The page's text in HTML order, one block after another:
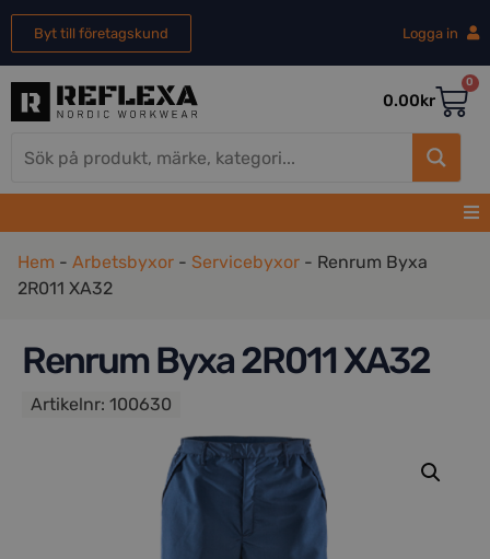
Byt till företagskund Logga in
0.00kr
0
Hem - Arbetsbyxor - Servicebyxor - Renrum Byxa
2R011 XA32
Renrum Byxa 2R011 XA32
Artikelnr: 100630